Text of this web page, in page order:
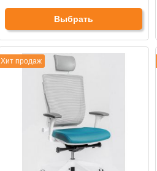
Выбрать
Хит продаж